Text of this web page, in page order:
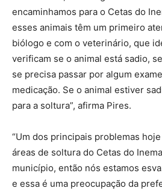
encaminhamos para o Cetas do
esses animais têm um primeiro
biólogo e com o veterinário, que
verificam se o animal está sadio,
se precisa passar por algum
medicação. Se o animal estiver
para a soltura”, afirma Pires.
“Um dos principais problemas
áreas de soltura do Cetas do
município, então nós estamos
e essa é uma preocupação da